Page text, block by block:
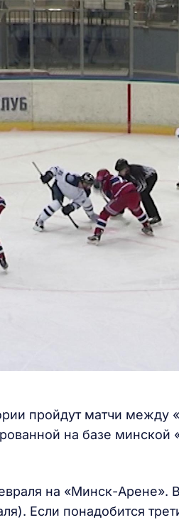
пройдут матчи между
на базе минской
на «Минск-Арене».
Если понадобится